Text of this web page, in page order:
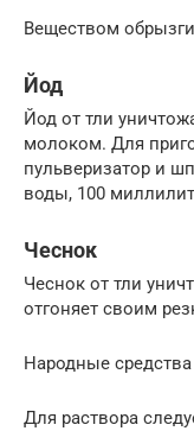
Веществом
Йод
Йод от тли
молоком. Для
пульверизатор и
воды, 100
Чеснок
Чеснок от тли
отгоняет своим
Народные средства
Для раствора